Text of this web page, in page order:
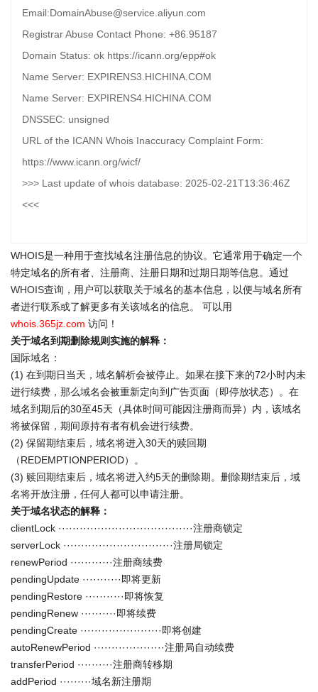
Email:DomainAbuse@service.aliyun.com
Registrar Abuse Contact Phone: +86.95187
Domain Status: ok https://icann.org/epp#ok
Name Server: EXPIRENS3.HICHINA.COM
Name Server: EXPIRENS4.HICHINA.COM
DNSSEC: unsigned
URL of the ICANN Whois Inaccuracy Complaint Form:
https://www.icann.org/wicf/
>>> Last update of whois database: 2025-02-21T13:36:46Z
<<<
WHOIS是一种用于查找域名注册信息的协议。它通常用于确定一个
特定域名的所有者、注册商、注册日期和过期日期等信息。通过
WHOIS查询 ，用户可以获取关于域名的基本信息，以便与域名所有
者进行联系或了解更多有关该域名的信息。 可以用
whois.365jz.com 访问！
关于域名到期删除规则实施的解释：
国际域名：
(1) 在到期日当天，域名解析会被停止。如果在接下来的72小时内未
进行续费，那么域名会被重新定向到广告页面（即停放状态）。在
域名到期后的30至45天（具体时间可能因注册商而异）内，该域名
将被保留，期间原持有者有机会进行续费。
(2) 保留期结束后，域名将进入30天的赎回期
（REDEMPTIONPERIOD）。
(3) 赎回期结束后，域名将进入约5天的删除期。删除期结束后，域
名将开放注册，任何人都可以申请注册。
关于域名状态的解释：
clientLock ······································注册商锁定
serverLock ·······························注册局锁定
renewPeriod ············注册商续费
pendingUpdate ···········即将更新
pendingRestore ···········即将恢复
pendingRenew ··········即将续费
pendingCreate ·······················即将创建
autoRenewPeriod ····················注册局自动续费
transferPeriod ··········注册商转移期
addPeriod ·········域名新注册期